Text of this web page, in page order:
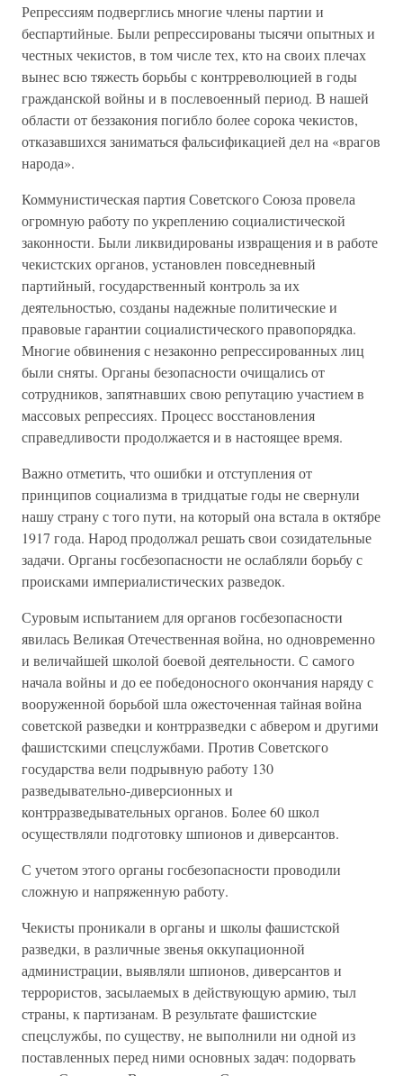
Репрессиям подверглись многие члены партии и
беспартийные. Были репрессированы тысячи опытных и
честных чекистов, в том числе тех, кто на своих плечах
вынес всю тяжесть борьбы с контрреволюцией в годы
гражданской войны и в послевоенный период. В нашей
области от беззакония погибло более сорока чекистов,
отказавшихся заниматься фальсификацией дел на «врагов
народа».
Коммунистическая партия Советского Союза провела
огромную работу по укреплению социалистической
законности. Были ликвидированы извращения и в работе
чекистских органов, установлен повседневный
партийный, государственный контроль за их
деятельностью, созданы надежные политические и
правовые гарантии социалистического правопорядка.
Многие обвинения с незаконно репрессированных лиц
были сняты. Органы безопасности очищались от
сотрудников, запятнавших свою репутацию участием в
массовых репрессиях. Процесс восстановления
справедливости продолжается и в настоящее время.
Важно отметить, что ошибки и отступления от
принципов социализма в тридцатые годы не свернули
нашу страну с того пути, на который она встала в октябре
1917 года. Народ продолжал решать свои созидательные
задачи. Органы госбезопасности не ослабляли борьбу с
происками империалистических разведок.
Суровым испытанием для органов госбезопасности
явилась Великая Отечественная война, но одновременно
и величайшей школой боевой деятельности. С самого
начала войны и до ее победоносного окончания наряду с
вооруженной борьбой шла ожесточенная тайная война
советской разведки и контрразведки с абвером и другими
фашистскими спецслужбами. Против Советского
государства вели подрывную работу 130
разведывательно-диверсионных и
контрразведывательных органов. Более 60 школ
осуществляли подготовку шпионов и диверсантов.
С учетом этого органы госбезопасности проводили
сложную и напряженную работу.
Чекисты проникали в органы и школы фашистской
разведки, в различные звенья оккупационной
администрации, выявляли шпионов, диверсантов и
террористов, засылаемых в действующую армию, тыл
страны, к партизанам. В результате фашистские
спецслужбы, по существу, не выполнили ни одной из
поставленных перед ними основных задач: подорвать